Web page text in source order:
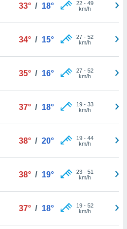
33° / 18° 22- 49
km/h
34° / 15° 27- 52
km/h
35° / 16° 27- 52
km/h
37° / 18° 19- 33
km/h
38° / 20° 19- 44
km/h
38° / 19° 23- 51
km/h
37° / 18° 19- 52
km/h